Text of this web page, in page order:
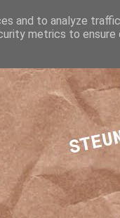
and to analyze
metrics to